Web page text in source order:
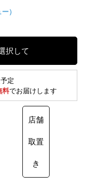
）
択して
定
料でお届けします
店舗
取置
き